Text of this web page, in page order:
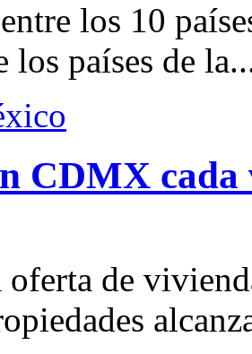
los 10
los países de
CDMX cada
de